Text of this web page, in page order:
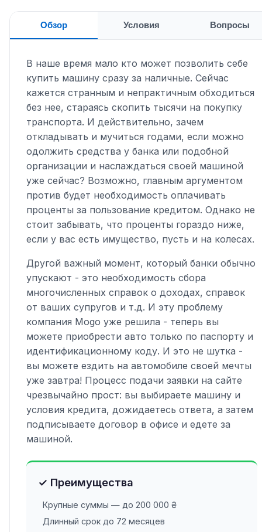
Обзор Условия Вопросы
В наше время мало кто может позволить себе
купить машину сразу за наличные. Сейчас
кажется странным и непрактичным обходиться
без нее, стараясь скопить тысячи на покупку
транспорта. И действительно, зачем
откладывать и мучиться годами, если можно
одолжить средства у банка или подобной
организации и наслаждаться своей машиной
уже сейчас? Возможно, главным аргументом
против будет необходимость оплачивать
проценты за пользование кредитом. Однако не
стоит забывать, что проценты гораздо ниже,
если у вас есть имущество, пусть и на колесах.
Другой важный момент, который банки обычно
упускают - это необходимость сбора
многочисленных справок о доходах, справок
от ваших супругов и т.д. И эту проблему
компания Mogo уже решила - теперь вы
можете приобрести авто только по паспорту и
идентификационному коду. И это не шутка -
вы можете ездить на автомобиле своей мечты
уже завтра! Процесс подачи заявки на сайте
чрезвычайно прост: вы выбираете машину и
условия кредита, дожидаетесь ответа, а затем
подписываете договор в офисе и едете за
машиной.
✓ Преимущества
Крупные суммы — до 200 000 ₴
Длинный срок до 72 месяцев